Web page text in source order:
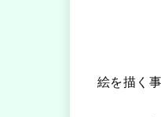
絵を描く